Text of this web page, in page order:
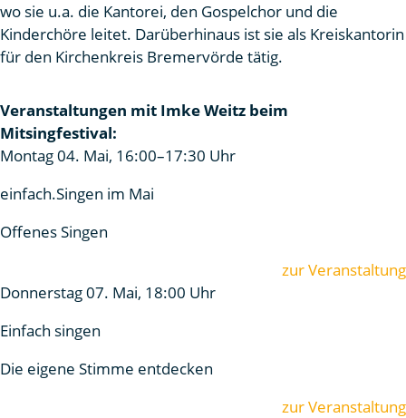
wo sie u.a. die Kantorei, den Gospelchor und die
Kinderchöre leitet. Darüberhinaus ist sie als Kreiskantorin
für den Kirchenkreis Bremervörde tätig.
Veranstaltungen mit Imke Weitz beim
Mitsingfestival:
Montag 04. Mai, 16:00–17:30 Uhr
einfach.Singen im Mai
Offenes Singen
zur Veranstaltung
Donnerstag 07. Mai, 18:00 Uhr
Einfach singen
Die eigene Stimme entdecken
zur Veranstaltung